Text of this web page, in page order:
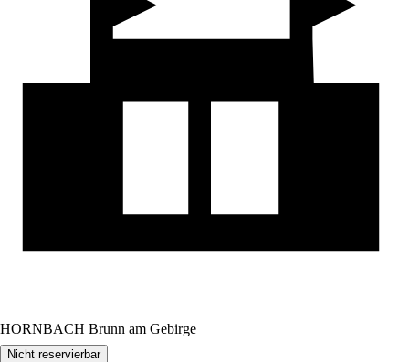
HORNBACH Brunn am Gebirge
Nicht reservierbar